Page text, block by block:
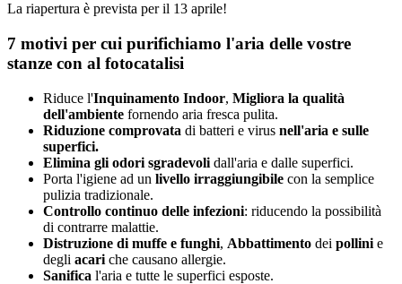
La riapertura è prevista per il 13 aprile!
7 motivi per cui purifichiamo l'aria delle vostre
stanze con al fotocatalisi
Riduce l'Inquinamento Indoor, Migliora la qualità
dell'ambiente fornendo aria fresca pulita.
Riduzione comprovata di batteri e virus nell'aria e sulle
superfici.
Elimina gli odori sgradevoli dall'aria e dalle superfici.
Porta l'igiene ad un livello irraggiungibile con la semplice
pulizia tradizionale.
Controllo continuo delle infezioni: riducendo la possibilità
di contrarre malattie.
Distruzione di muffe e funghi, Abbattimento dei pollini e
degli acari che causano allergie.
Sanifica l'aria e tutte le superfici esposte.